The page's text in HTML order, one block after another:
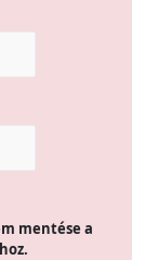
mentése a